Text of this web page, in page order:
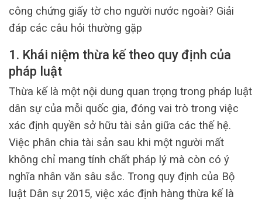
công chứng giấy tờ cho người nước ngoài? Giải
đáp các câu hỏi thường gặp
1. Khái niệm thừa kế theo quy định của
pháp luật
Thừa kế là một nội dung quan trọng trong pháp luật
dân sự của mỗi quốc gia, đóng vai trò trong việc
xác định quyền sở hữu tài sản giữa các thế hệ.
Việc phân chia tài sản sau khi một người mất
không chỉ mang tính chất pháp lý mà còn có ý
nghĩa nhân văn sâu sắc. Trong quy định của Bộ
luật Dân sự 2015, việc xác định hàng thừa kế là